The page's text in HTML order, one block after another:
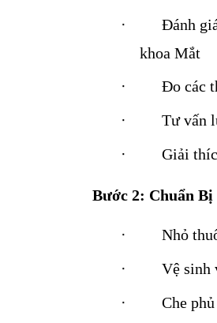
·
Đánh
khoa Mắt
·
Đo các
·
Tư vấn
·
Giải
Bước 2: Chuẩn
·
Nhỏ
·
Vệ sinh
·
Che